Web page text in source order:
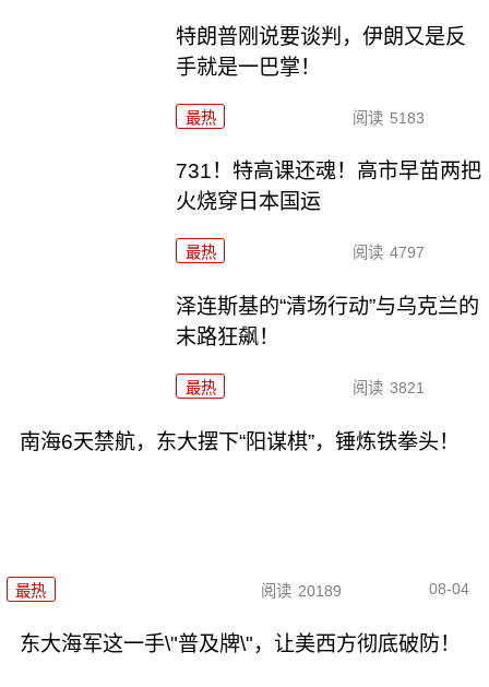
特朗普刚说要谈判，伊朗又是反
手就是一巴掌！
最热 阅读 5183
731！特高课还魂！高市早苗两把
火烧穿日本国运
最热 阅读 4797
泽连斯基的“清场行动”与乌克兰的
末路狂飙！
最热 阅读 3821
南海6天禁航，东大摆下“阳谋棋”，锤炼铁拳头！
最热 阅读 20189 08-04
东大海军这一手\"普及牌\"，让美西方彻底破防！